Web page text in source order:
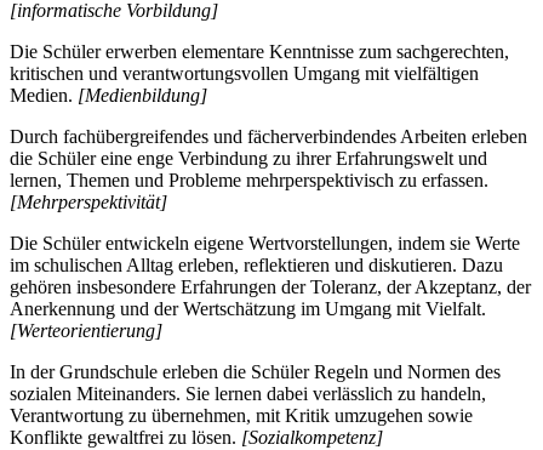
[informatische Vorbildung]
Die Schüler erwerben elementare Kenntnisse zum sachgerechten,
kritischen und verantwortungsvollen Umgang mit vielfältigen
Medien. [Medienbildung]
Durch fachübergreifendes und fächerverbindendes Arbeiten erleben
die Schüler eine enge Verbindung zu ihrer Erfahrungswelt und
lernen, Themen und Probleme mehrperspektivisch zu erfassen.
[Mehrperspektivität]
Die Schüler entwickeln eigene Wertvorstellungen, indem sie Werte
im schulischen Alltag erleben, reflektieren und diskutieren. Dazu
gehören insbesondere Erfahrungen der Toleranz, der Akzeptanz, der
Anerkennung und der Wertschätzung im Umgang mit Vielfalt.
[Werteorientierung]
In der Grundschule erleben die Schüler Regeln und Normen des
sozialen Miteinanders. Sie lernen dabei verlässlich zu handeln,
Verantwortung zu übernehmen, mit Kritik umzugehen sowie
Konflikte gewaltfrei zu lösen. [Sozialkompetenz]